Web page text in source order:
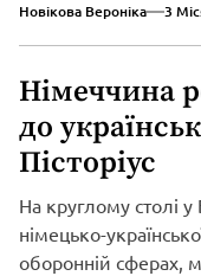
Новікова Вероніка 3
Німеччина
до
Пісторіус
На круглому столі
німецько-
оборонній сферах,